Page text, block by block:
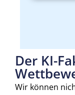
Der KI-
Wir können